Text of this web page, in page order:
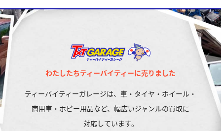
わたしたちティーバイティーに売りました
ティーバイティーガレージは、車・タイヤ・ホイール・
商用車・ホビー用品など、 幅広いジャンルの買取に
対応しています。